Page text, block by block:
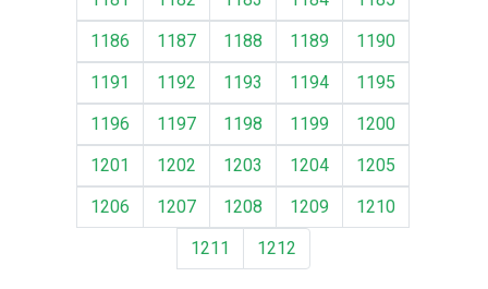
1186
1187 1188 1189
1190
1191
1192 1193 1194
1195
1196
1197 1198 1199
1200
1201
1202 1203 1204
1205
1206
1207 1208 1209
1210
1211
1212